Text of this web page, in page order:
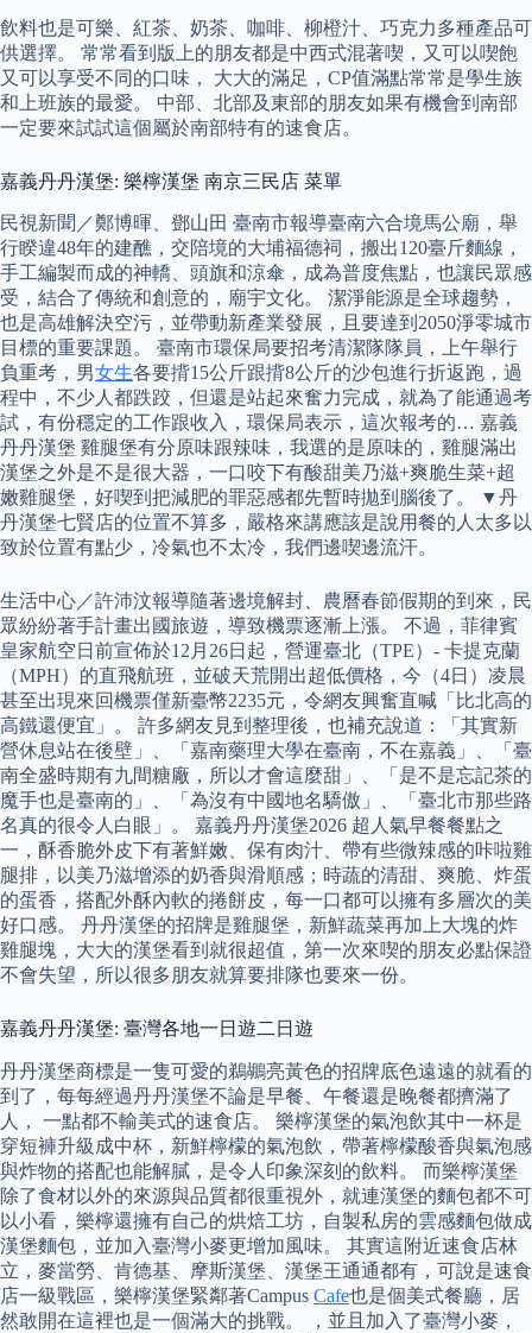
飲料也是可樂、紅茶、奶茶、咖啡、柳橙汁、巧克力多種產品可
供選擇。 常常看到版上的朋友都是中西式混著喫，又可以喫飽
又可以享受不同的口味， 大大的滿足，CP值滿點常常是學生族
和上班族的最愛。 中部、北部及東部的朋友如果有機會到南部
一定要來試試這個屬於南部特有的速食店。
嘉義丹丹漢堡: 樂檸漢堡 南京三民店 菜單
民視新聞／鄭博暉、鄧山田 臺南市報導臺南六合境馬公廟，舉
行睽違48年的建醮，交陪境的大埔福德祠，搬出120臺斤麵線，
手工編製而成的神轎、頭旗和涼傘，成為普度焦點，也讓民眾感
受，結合了傳統和創意的，廟宇文化。 潔淨能源是全球趨勢，
也是高雄解決空污，並帶動新產業發展，且要達到2050淨零城市
目標的重要課題。 臺南市環保局要招考清潔隊隊員，上午舉行
負重考，男女生各要揹15公斤跟揹8公斤的沙包進行折返跑，過
程中，不少人都跌跤，但還是站起來奮力完成，就為了能通過考
試，有份穩定的工作跟收入，環保局表示，這次報考的… 嘉義
丹丹漢堡 雞腿堡有分原味跟辣味，我選的是原味的，雞腿滿出
漢堡之外是不是很大器，一口咬下有酸甜美乃滋+爽脆生菜+超
嫩雞腿堡，好喫到把減肥的罪惡感都先暫時拋到腦後了。 ▼丹
丹漢堡七賢店的位置不算多，嚴格來講應該是說用餐的人太多以
致於位置有點少，冷氣也不太冷，我們邊喫邊流汗。
生活中心／許沛汶報導隨著邊境解封、農曆春節假期的到來，民
眾紛紛著手計畫出國旅遊，導致機票逐漸上漲。 不過，菲律賓
皇家航空日前宣佈於12月26日起，營運臺北（TPE）- 卡提克蘭
（MPH）的直飛航班，並破天荒開出超低價格，今（4日）凌晨
甚至出現來回機票僅新臺幣2235元，令網友興奮直喊「比北高的
高鐵還便宜」。 許多網友見到整理後，也補充說道：「其實新
營休息站在後壁」、「嘉南藥理大學在臺南，不在嘉義」、「臺
南全盛時期有九間糖廠，所以才會這麼甜」、「是不是忘記茶的
魔手也是臺南的」、「為沒有中國地名驕傲」、「臺北市那些路
名真的很令人白眼」。 嘉義丹丹漢堡2026 超人氣早餐餐點之
一，酥香脆外皮下有著鮮嫩、保有肉汁、帶有些微辣感的咔啦雞
腿排，以美乃滋增添的奶香與滑順感；時蔬的清甜、爽脆、炸蛋
的蛋香，搭配外酥內軟的捲餅皮，每一口都可以擁有多層次的美
好口感。 丹丹漢堡的招牌是雞腿堡，新鮮蔬菜再加上大塊的炸
雞腿塊，大大的漢堡看到就很超值，第一次來喫的朋友必點保證
不會失望，所以很多朋友就算要排隊也要來一份。
嘉義丹丹漢堡: 臺灣各地一日遊二日遊
丹丹漢堡商標是一隻可愛的鵜鶘亮黃色的招牌底色遠遠的就看的
到了，每每經過丹丹漢堡不論是早餐、午餐還是晚餐都擠滿了
人， 一點都不輸美式的速食店。 樂檸漢堡的氣泡飲其中一杯是
穿短褲升級成中杯，新鮮檸檬的氣泡飲，帶著檸檬酸香與氣泡感
與炸物的搭配也能解膩，是令人印象深刻的飲料。 而樂檸漢堡
除了食材以外的來源與品質都很重視外，就連漢堡的麵包都不可
以小看，樂檸還擁有自己的烘焙工坊，自製私房的雲感麵包做成
漢堡麵包，並加入臺灣小麥更增加風味。 其實這附近速食店林
立，麥當勞、肯德基、摩斯漢堡、漢堡王通通都有，可說是速食
店一級戰區，樂檸漢堡緊鄰著Campus Cafe也是個美式餐廳，居
然敢開在這裡也是一個滿大的挑戰。 ，並且加入了臺灣小麥，